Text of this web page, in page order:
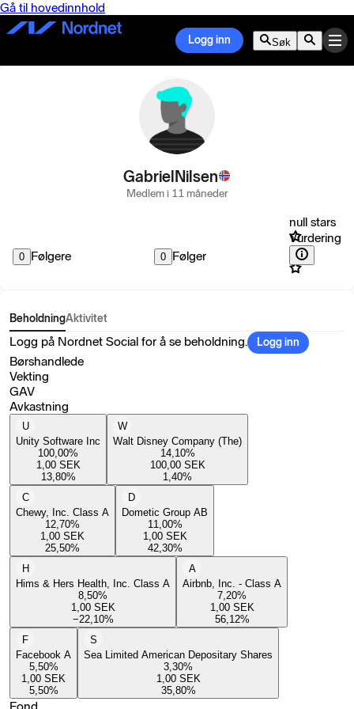
Gå til hovedinnhold
Logg inn Søk
GabrielNilsen
Medlem i 11 måneder
0 Følgere 0 Følger
null stars
Vurdering
BeholdningAktivitet
Logg på Nordnet Social for å se beholdning. Logg inn
Børshandlede
Vekting
GAV
Avkastning
U
Unity Software Inc
100,00%
1,00 SEK
13,80%
W
Walt Disney Company (The)
14,10%
100,00 SEK
1,40%
C
Chewy, Inc. Class A
12,70%
1,00 SEK
25,50%
D
Dometic Group AB
11,00%
1,00 SEK
42,30%
H
Hims & Hers Health, Inc. Class A
8,50%
1,00 SEK
−22,10%
A
Airbnb, Inc. - Class A
7,20%
1,00 SEK
56,12%
F
Facebook A
5,50%
1,00 SEK
5,50%
S
Sea Limited American Depositary Shares
3,30%
1,00 SEK
35,80%